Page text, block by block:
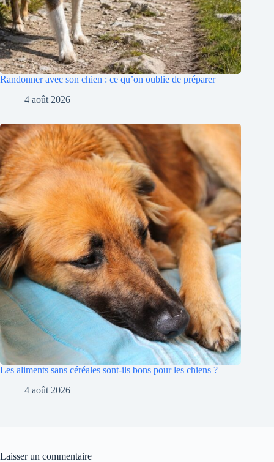
Randonner avec son chien : ce qu’on oublie de préparer
4 août 2026
Les aliments sans céréales sont-ils bons pour les chiens ?
4 août 2026
Laisser un commentaire